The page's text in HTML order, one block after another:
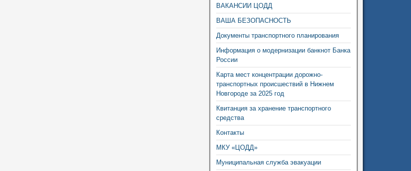
ВАКАНСИИ ЦОДД
ВАША БЕЗОПАСНОСТЬ
Документы транспортного планирования
Информация о модернизации банкнот Банка
России
Карта мест концентрации дорожно-
транспортных происшествий в Нижнем
Новгороде за 2025 год
Квитанция за хранение транспортного
средства
Контакты
МКУ «ЦОДД»
Муниципальная служба эвакуации